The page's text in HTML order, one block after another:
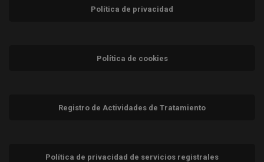
Política de privacidad
Política de cookies
Registro de Actividades de Tratamiento
Política de privacidad de servicios registrales